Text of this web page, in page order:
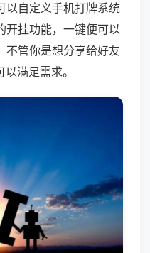
以自定义手机打牌系统
开挂功能，一键便可以
不管你是想分享给好友
满足需求。